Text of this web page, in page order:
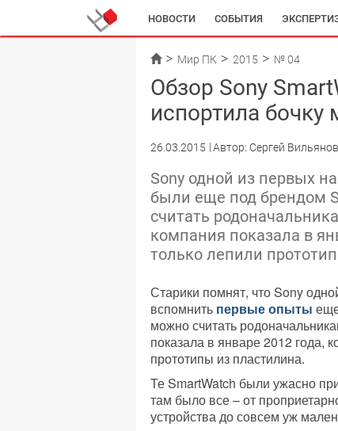
НОВОСТИ СОБЫТИЯ
Мир ПК 2015 № 04
Обзор Sony
испортила бочку
26.03.2015 Автор: Сергей Вильянов
Sony одной из первых
были еще под брендом
считать
компания показала в
только лепили
Старики помнят, что Sony
вспомнить первые опыты
можно считать
показала в январе 2012 года,
прототипы из пластилина.
Те SmartWatch были ужасно
там было все – от
устройства до совсем уж